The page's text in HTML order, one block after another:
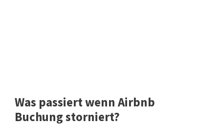
Was passiert wenn Airbnb
Buchung storniert?